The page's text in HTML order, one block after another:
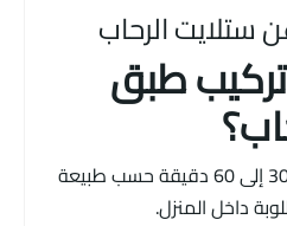
ستلايت الرحاب
طبق
غالباً يستغرق التركيب من 30 إلى 60 دقيقة حسب طبيعة
داخل المنزل.